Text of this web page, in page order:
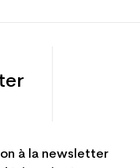
à la newsletter